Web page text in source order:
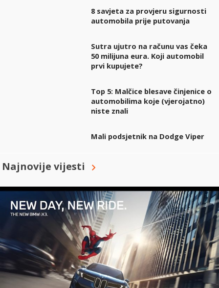
8 savjeta za provjeru sigurnosti
automobila prije putovanja
Sutra ujutro na računu vas čeka
50 milijuna eura. Koji automobil
prvi kupujete?
Top 5: Malčice blesave činjenice o
automobilima koje (vjerojatno)
niste znali
Mali podsjetnik na Dodge Viper
Najnovije vijesti